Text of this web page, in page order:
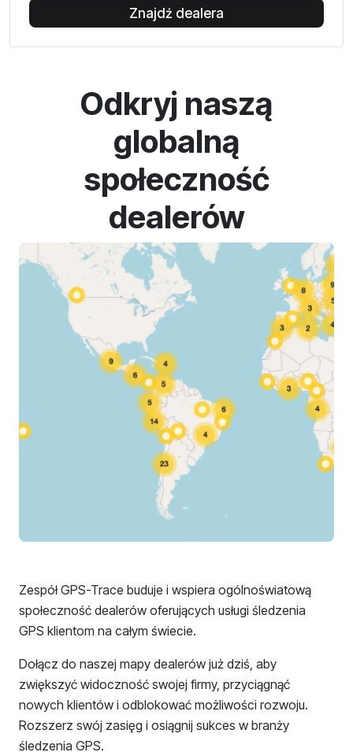
Znajdź dealera
Odkryj naszą
globalną
społeczność
dealerów
Zespół GPS-Trace buduje i wspiera ogólnoświatową
społeczność dealerów oferujących usługi śledzenia
GPS klientom na całym świecie.
Dołącz do naszej mapy dealerów już dziś, aby
zwiększyć widoczność swojej firmy, przyciągnąć
nowych klientów i odblokować możliwości rozwoju.
Rozszerz swój zasięg i osiągnij sukces w branży
śledzenia GPS.